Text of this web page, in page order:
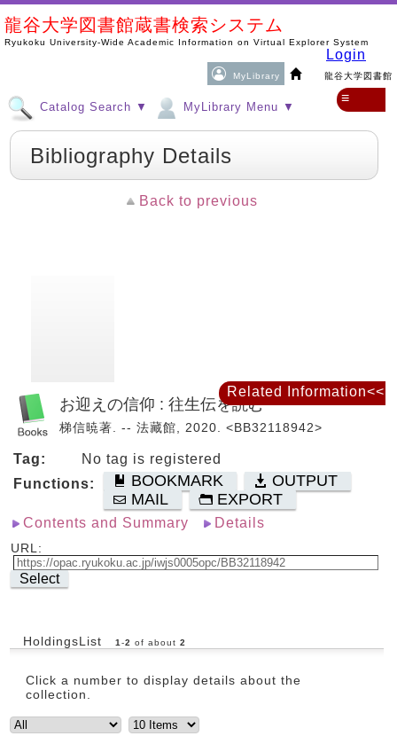
龍谷大学図書館蔵書検索システム
Ryukoku University-Wide Academic Information on Virtual Explorer System
MyLibrary 龍谷大学図書館
Login
Catalog Search ▼ MyLibrary Menu ▼
≡
Bibliography Details
Back to previous
お迎えの信仰 : 往生伝を読む
梯信暁著. -- 法藏館, 2020. <BB32118942>
Tag:
No tag is registered
Functions:
BOOKMARK
OUTPUT
MAIL
EXPORT
Contents and Summary Details
URL:
Select
HoldingsList 1 -2 of about 2
Click a number to display details about the
collection.
Related Information<<